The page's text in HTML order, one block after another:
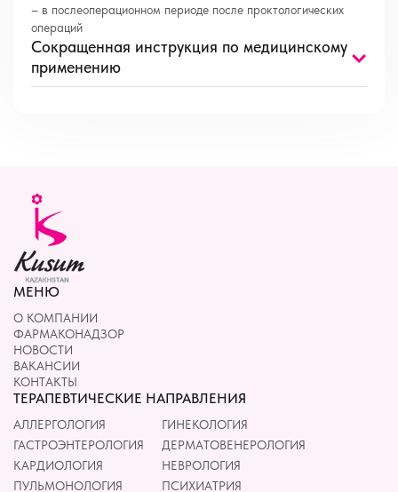
– в послеоперационном периоде после проктологических
операций
Сокращенная инструкция по медицинскому
применению
МЕНЮ
О КОМПАНИИ
ФАРМАКОНАДЗОР
НОВОСТИ
ВАКАНСИИ
КОНТАКТЫ
ТЕРАПЕВТИЧЕСКИЕ НАПРАВЛЕНИЯ
АЛЛЕРГОЛОГИЯ
ГИНЕКОЛОГИЯ
ГАСТРОЭНТЕРОЛОГИЯ
ДЕРМАТОВЕНЕРОЛОГИЯ
КАРДИОЛОГИЯ
НЕВРОЛОГИЯ
ПУЛЬМОНОЛОГИЯ
ПСИХИАТРИЯ